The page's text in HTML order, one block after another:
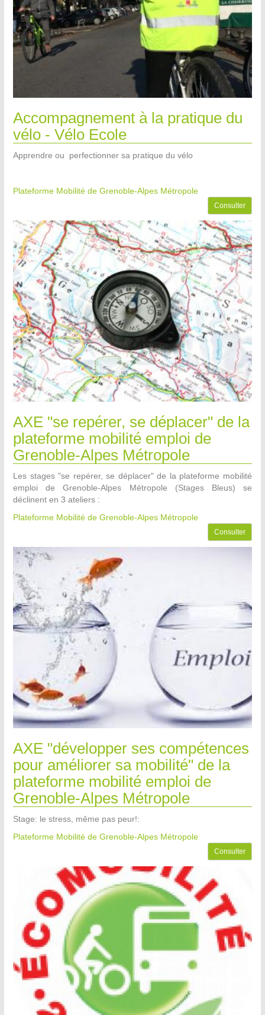
Accompagnement à la pratique du
vélo - Vélo Ecole
Apprendre ou perfectionner sa pratique du vélo
Plateforme Mobilité de Grenoble-Alpes Métropole
Consulter
AXE "se repérer, se déplacer" de la
plateforme mobilité emploi de
Grenoble-Alpes Métropole
Les stages "se repérer, se déplacer" de la plateforme mobilité
emploi de Grenoble-Alpes Métropole (Stages Bleus) se
déclinent en 3 ateliers :
Plateforme Mobilité de Grenoble-Alpes Métropole
Consulter
AXE "développer ses compétences
pour améliorer sa mobilité" de la
plateforme mobilité emploi de
Grenoble-Alpes Métropole
Stage: le stress, même pas peur!:
Plateforme Mobilité de Grenoble-Alpes Métropole
Consulter